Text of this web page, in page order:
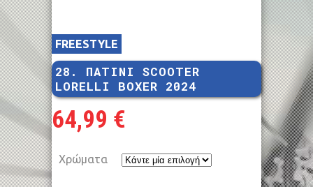
FREESTYLE
28. ΠΑΤΙΝΙ SCOOTER
LORELLI BOXER 2024
64,99 €
Χρώματα